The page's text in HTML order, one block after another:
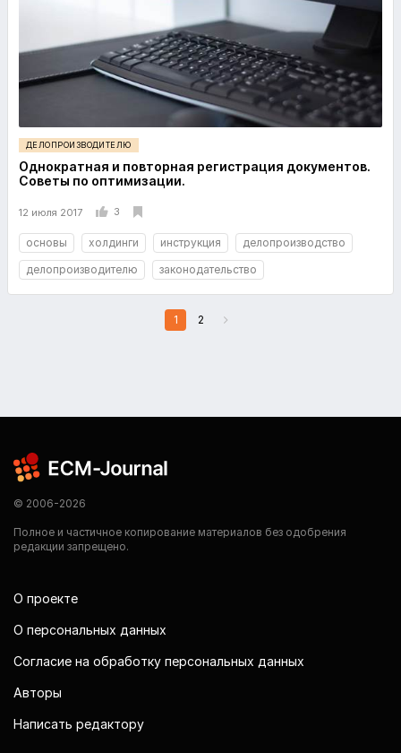
ДЕЛОПРОИЗВОДИТЕЛЮ
Однократная и повторная регистрация документов.
Советы по оптимизации.
12 июля 2017 3
основы холдинги инструкция
делопроизводство
делопроизводителю
законодательство
1 2
© 2006-2026
Полное и частичное копирование материалов без одобрения
редакции запрещено.
О проекте
О персональных данных
Согласие на обработку персональных данных
Авторы
Написать редактору